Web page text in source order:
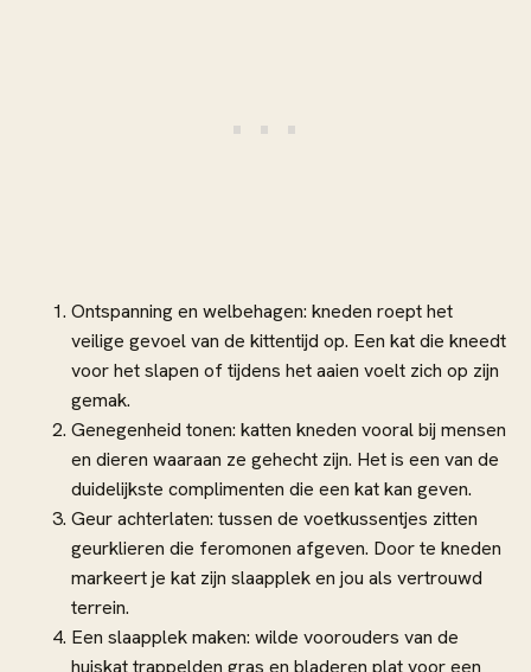
Ontspanning en welbehagen: kneden roept het
veilige gevoel van de kittentijd op. Een kat die kneedt
voor het slapen of tijdens het aaien voelt zich op zijn
gemak.
Genegenheid tonen: katten kneden vooral bij mensen
en dieren waaraan ze gehecht zijn. Het is een van de
duidelijkste complimenten die een kat kan geven.
Geur achterlaten: tussen de voetkussentjes zitten
geurklieren die feromonen afgeven. Door te kneden
markeert je kat zijn slaapplek en jou als vertrouwd
terrein.
Een slaapplek maken: wilde voorouders van de
huiskat trappelden gras en bladeren plat voor een